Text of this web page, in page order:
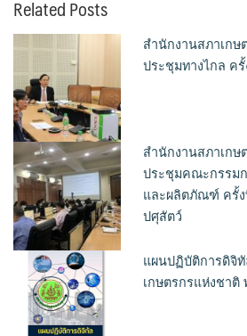
Related Posts
สำนักงานสภาเกษ
ประชุมทางไกล ครั้
สำนักงานสภาเกษ
ประชุมคณะกรรม
และผลิตภัณฑ์ ครั้ง
ปศุสัตว์
แผนปฏิบัติการดิจิ
เกษตรกรแห่งชาติ